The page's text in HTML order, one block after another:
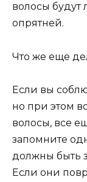
волосы будут
опрятней.
Что же еще
Если вы
но при этом
волосы, все
запомните
должны быть
Если они